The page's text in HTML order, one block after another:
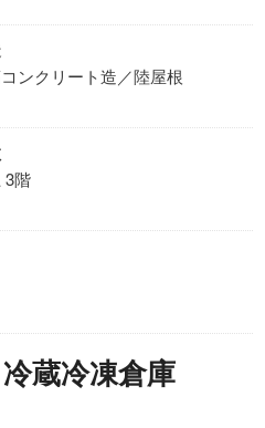
ンクリート造／陸屋根
3階
蔵冷凍倉庫